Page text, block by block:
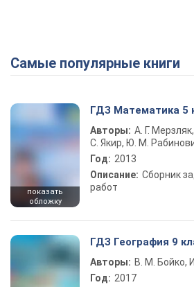
Самые популярные книги
показать
обложку
ГДЗ Математика 5
Авторы: А. Г.
С. Якир, Ю. М.
Год: 2013
Описание: Сборник
работ
ГДЗ География 9
Авторы: В. М. Бойко,
Год: 2017